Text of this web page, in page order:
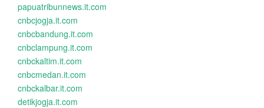
papuatribunnews.it.com
cnbcjogja.it.com
cnbcbandung.it.com
cnbclampung.it.com
cnbckaltim.it.com
cnbcmedan.it.com
cnbckalbar.it.com
detikjogja.it.com